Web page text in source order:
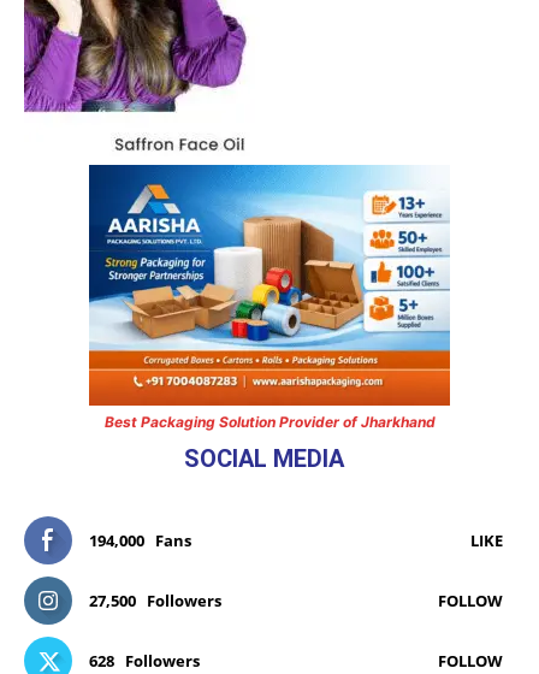
Best Packaging Solution Provider of Jharkhand
SOCIAL MEDIA
194,000 Fans LIKE
27,500 Followers FOLLOW
628 Followers FOLLOW